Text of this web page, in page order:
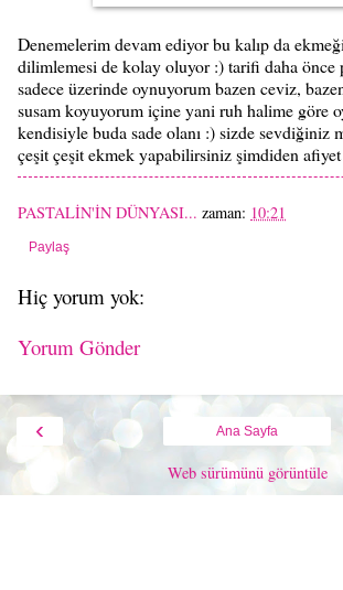
Denemelerim devam ediyor bu kalıp da
dilimlemesi de kolay oluyor :) tarifi daha önce
sadece üzerinde oynuyorum bazen ceviz,
susam koyuyorum içine yani ruh halime göre
kendisiyle buda sade olanı :) sizde sevdiğiniz
çeşit çeşit ekmek yapabilirsiniz şimdiden
PASTALİN'İN DÜNYASI... zaman: 10:21
Paylaş
Hiç yorum yok:
Yorum Gönder
‹ Ana Sayfa
Web sürümünü görüntüle